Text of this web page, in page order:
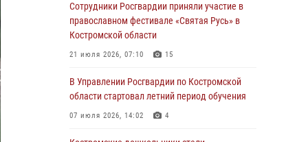
получения услуг по линии Росгвардии
29 июля 2026, 06:26
участие в богослужении в честь князя
Владимира в Костроме
28 июля 2026, 06:14 2
Более пятидесяти поступивших сигналов
Сотрудники Росгвардии приняли участие в
православном фестивале «Святая Русь» в
Костромской области
21 июля 2026, 07:10 15
В Управлении Росгвардии по Костромской
области стартовал летний период обучения
07 июля 2026, 14:02 4